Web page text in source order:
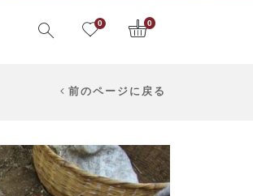
0 0
前のページに戻る